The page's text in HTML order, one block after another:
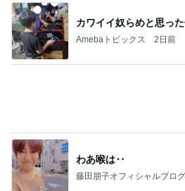
わあ喉は‥
藤田朋子オフィシャルブロ